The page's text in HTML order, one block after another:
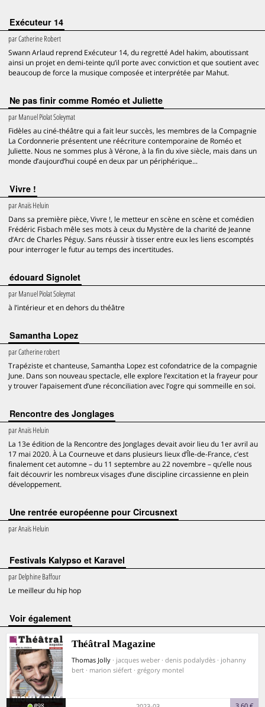
Exécuteur 14
parCatherine Robert
Swann Arlaud reprend Exécuteur 14, du regretté Adel hakim, aboutissant
ainsi un projet en demi-teinte qu’il porte avec conviction et que soutient avec
beaucoup de force la musique composée et interprétée par Mahut.
Ne pas finir comme Roméo et Juliette
parManuel Piolat Soleymat
Fidèles au ciné-théâtre qui a fait leur succès, les membres de la Compagnie
La Cordonnerie présentent une réécriture contemporaine de Roméo et
Juliette. Nous ne sommes plus à Vérone, à la fin du xive siècle, mais dans un
monde d’aujourd’hui coupé en deux par un périphérique...
Vivre !
parAnaïs Heluin
Dans sa première pièce, Vivre !, le metteur en scène en scène et comédien
Frédéric Fisbach mêle ses mots à ceux du Mystère de la charité de Jeanne
d’Arc de Charles Péguy. Sans réussir à tisser entre eux les liens escomptés
pour interroger le futur au temps des incertitudes.
édouard Signolet
parManuel Piolat Soleymat
à l’intérieur et en dehors du théâtre
Samantha Lopez
parCatherine robert
Trapéziste et chanteuse, Samantha Lopez est cofondatrice de la compagnie
June. Dans son nouveau spectacle, elle explore l’excitation et la frayeur pour
y trouver l’apaisement d’une réconciliation avec l’ogre qui sommeille en soi.
Rencontre des Jonglages
parAnaïs Heluin
La 13e édition de la Rencontre des Jonglages devait avoir lieu du 1er avril au
17 mai 2020. À La Courneuve et dans plusieurs lieux d’Île-de-France, c’est
finalement cet automne – du 11 septembre au 22 novembre – qu’elle nous
fait découvrir les nombreux visages d’une discipline circassienne en plein
développement.
Une rentrée européenne pour Circusnext
parAnaïs Heluin
Festivals Kalypso et Karavel
parDelphine Baffour
Le meilleur du hip hop
voir également
Théâtral Magazine
Thomas Jolly · jacques weber · denis podalydès · johanny
bert · marion siéfert · grégory montel